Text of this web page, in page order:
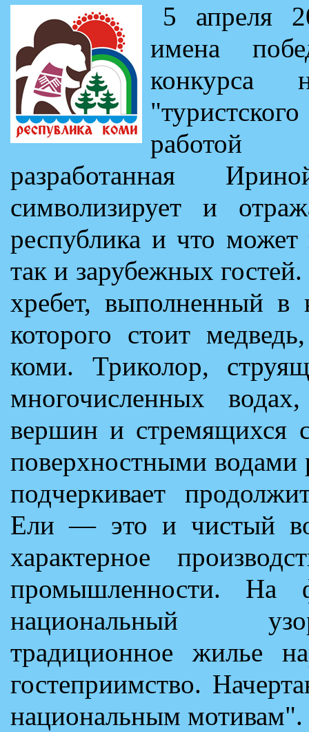
5 апреля
имена
конкурса
работой
разработанная
символизирует и
республика и что может
так и зарубежных
хребет, выполненный в
которого стоит
коми. Триколор,
многочисленных
вершин и стремящихся
поверхностными водами
подчеркивает
Ели — это и чистый
характерное
промышленности. На
национальный
традиционное жилье
гостеприимство.
национальным мотивам".